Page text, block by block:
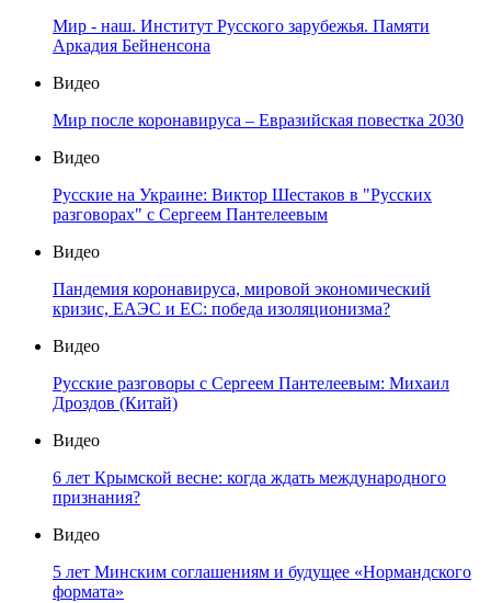
Мир - наш. Институт Русского зарубежья. Памяти
Аркадия Бейненсона
Видео
Мир после коронавируса – Евразийская повестка 2030
Видео
Русские на Украине: Виктор Шестаков в "Русских
разговорах" с Сергеем Пантелеевым
Видео
Пандемия коронавируса, мировой экономический
кризис, ЕАЭС и ЕС: победа изоляционизма?
Видео
Русские разговоры с Сергеем Пантелеевым: Михаил
Дроздов (Китай)
Видео
6 лет Крымской весне: когда ждать международного
признания?
Видео
5 лет Минским соглашениям и будущее «Нормандского
формата»